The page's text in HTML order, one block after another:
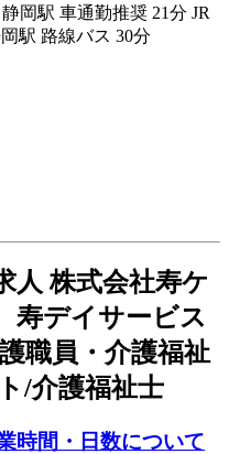
岡駅 車通勤推奨 21分 JR
駅 路線バス 30分
人 株式会社寿ケ
デイサービス
職員・介護福祉
/介護福祉士
時間・日数について